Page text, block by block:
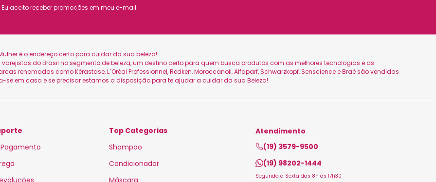
Eu aceito receber promoções em meu e-mail
é o endereço certo para cuidar da sua beleza!
varejistas do Brasil no segmento de beleza, um destino certo para quem busca produtos com as melhores tecnologias e as
renomadas como Kérastase, L´Oréal Professionnel, Redken, Moroccanoil, Alfaparf, Schwarzkopf, Senscience e Braé são vendidas
se em casa e se precisar estamos a disposição para te ajudar a cuidar da sua Beleza!
Top Categorias
Shampoo
Condicionador
Máscara
Atendimento
(19) 3579-9500
(19) 98202-1444
Segunda a Sexta das 8h às 17h30